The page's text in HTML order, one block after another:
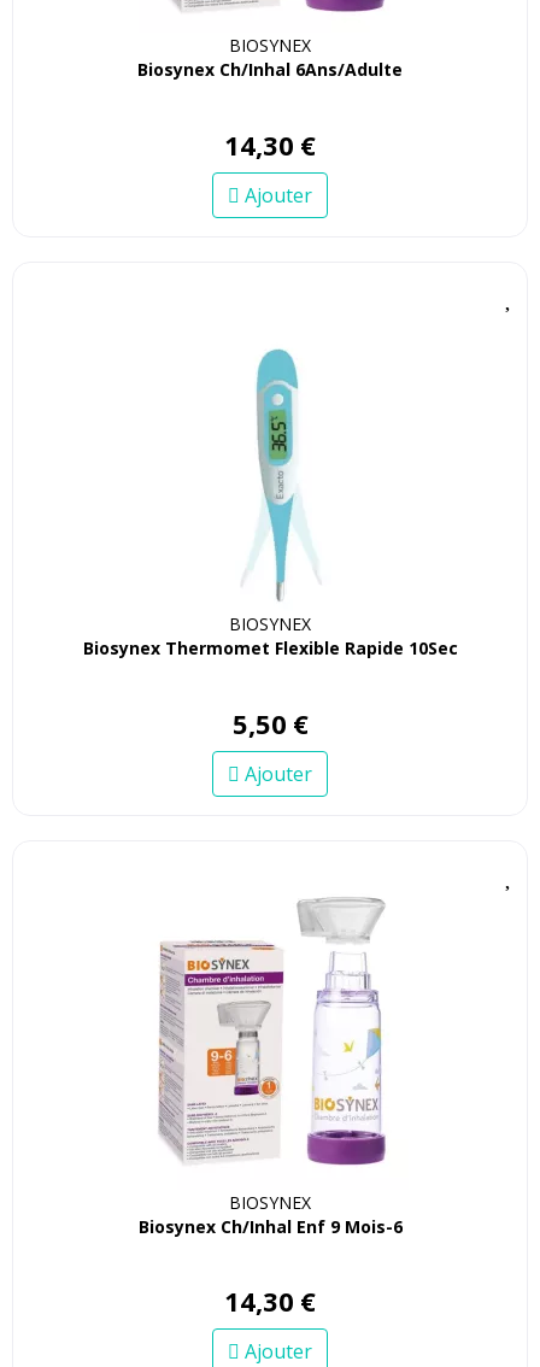
BIOSYNEX
Biosynex Ch/Inhal 6Ans/Adulte
14,30 €
Ajouter
BIOSYNEX
Biosynex Thermomet Flexible Rapide 10Sec
5,50 €
Ajouter
BIOSYNEX
Biosynex Ch/Inhal Enf 9 Mois-6
14,30 €
Ajouter